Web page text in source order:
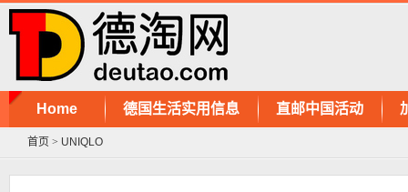
Home 德国生活实用信息 直邮中国活动
首页 > UNIQLO